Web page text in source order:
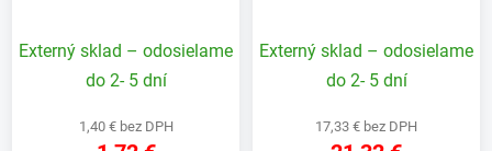
Externý sklad – odosielame
do 2- 5 dní
1,40 € bez DPH
Externý sklad – odosielame
do 2- 5 dní
17,33 € bez DPH